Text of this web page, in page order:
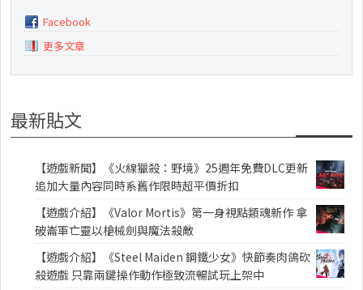
Facebook
更多文章
最新貼文
【遊戲新聞】《火線獵殺：野境》25週年免費DLC更新
追加大量內容同時系舊作限時超平價折扣
【遊戲介紹】《Valor Mortis》第一身視點類魂新作 拿
破崙軍亡靈以槍械劍與魔法殺敵
【遊戲介紹】《Steel Maiden 鋼鐵少女》快節奏肉鴿砍
殺遊戲 只靠兩鍵操作動作極致流暢試玩上架中